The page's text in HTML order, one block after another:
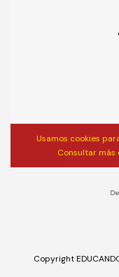
Usamos cookies
Consultar más
Copyright